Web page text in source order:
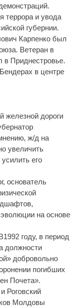
террора и увода
губернии.
Карпенко был
Ветеран в
в Приднестровье.
в центре
железной дороги
ж/д на
увеличить
его
основатель
на основе
году, в период
должности
добровольно
погибших
Почета».
Роговский
Молдовы